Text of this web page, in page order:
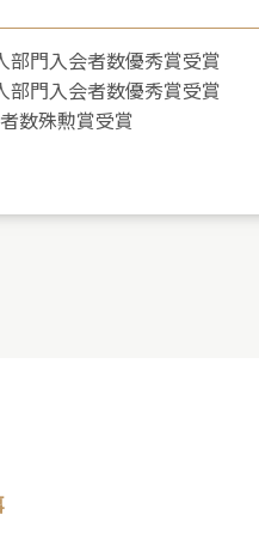
部門入会者数優秀賞受賞
部門入会者数優秀賞受賞
数殊勲賞受賞